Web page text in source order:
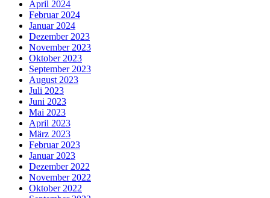
April 2024
Februar 2024
Januar 2024
Dezember 2023
November 2023
Oktober 2023
September 2023
August 2023
Juli 2023
Juni 2023
Mai 2023
April 2023
März 2023
Februar 2023
Januar 2023
Dezember 2022
November 2022
Oktober 2022